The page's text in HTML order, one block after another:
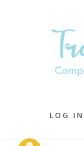
LOG IN